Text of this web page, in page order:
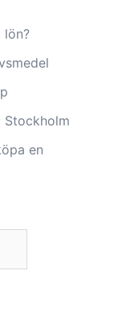
lön?
en